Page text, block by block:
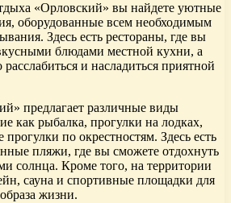
«Орловский» вы найдете уютные
оборудованные всем необходимым
Здесь есть рестораны, где вы
блюдами местной кухни, а
и насладиться приятной
предлагает различные виды
как рыбалка, прогулки на лодках,
по окрестностям. Здесь есть
пляжи, где вы сможете отдохнуть
солнца. Кроме того, на территории
сауна и спортивные площадки для
жизни.